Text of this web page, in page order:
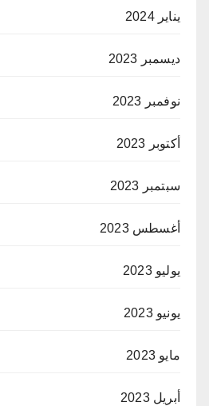
يناير 2024
ديسمبر 2023
نوفمبر 2023
أكتوبر 2023
سبتمبر 2023
أغسطس 2023
يوليو 2023
يونيو 2023
مايو 2023
أبريل 2023